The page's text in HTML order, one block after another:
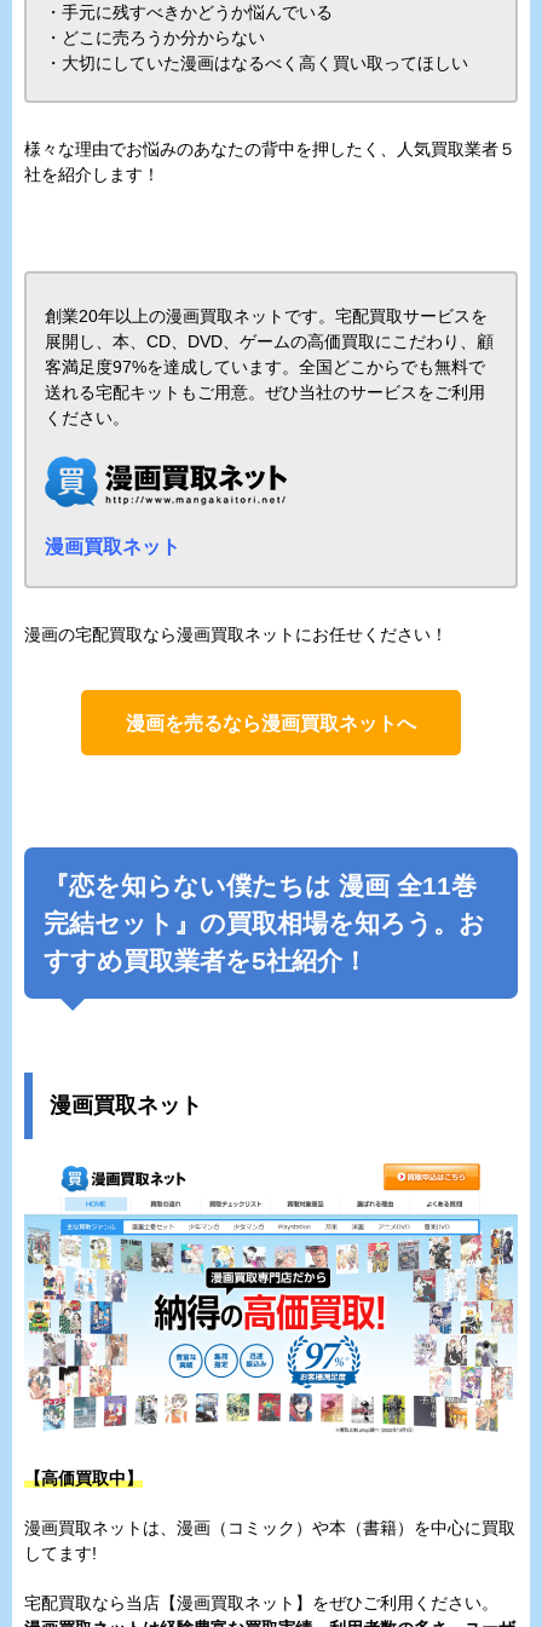
・手元に残すべきかどうか悩んでいる
・どこに売ろうか分からない
・大切にしていた漫画はなるべく高く買い取ってほしい
様々な理由でお悩みのあなたの背中を押したく、人気買取業者５
社を紹介します！
創業20年以上の漫画買取ネットです。宅配買取サービスを
展開し、本、CD、DVD、ゲームの高価買取にこだわり、顧
客満足度97%を達成しています。全国どこからでも無料で
送れる宅配キットもご用意。ぜひ当社のサービスをご利用
ください。
漫画買取ネット
漫画の宅配買取なら漫画買取ネットにお任せください！
漫画を売るなら漫画買取ネットへ
『恋を知らない僕たちは 漫画 全11巻
完結セット』の買取相場を知ろう。お
すすめ買取業者を5社紹介！
漫画買取ネット
【高価買取中】
漫画買取ネットは、漫画（コミック）や本（書籍）を中心に買取
してます!
宅配買取なら当店【漫画買取ネット】をぜひご利用ください。